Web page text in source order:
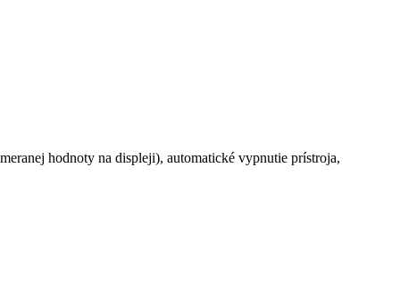
hodnoty na displeji), automatické vypnutie prístroja,